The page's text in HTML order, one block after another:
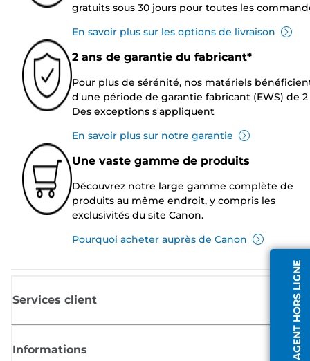
AGENT HORS LIGNE
gratuits sous 30 jours pour toutes les
En savoir plus sur les options de livraison
2 ans de garantie du fabricant*
Pour plus de sérénité, nos matériels
d'une période de garantie fabricant (EWS) de 2
Des exceptions s'appliquent
En savoir plus sur notre garantie
Une vaste gamme de produits
Découvrez notre large gamme complète de
produits au même endroit, y compris les
exclusivités du site Canon.
Pourquoi acheter auprès de Canon
Services client
Informations